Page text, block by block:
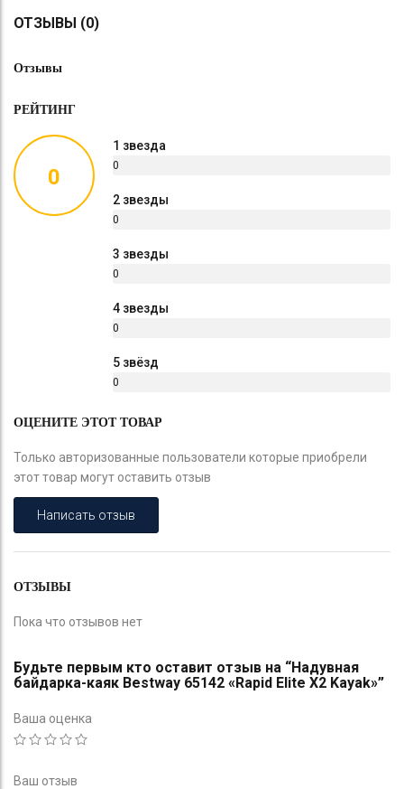
ОТЗЫВЫ (0)
Отзывы
РЕЙТИНГ
0
1 звезда
0
2 звезды
0
3 звезды
0
4 звезды
0
5 звёзд
0
ОЦЕНИТЕ ЭТОТ ТОВАР
Только авторизованные пользователи которые приобрели
этот товар могут оставить отзыв
Написать отзыв
ОТЗЫВЫ
Пока что отзывов нет
Будьте первым кто оставит отзыв на “Надувная
байдарка-каяк Bestway 65142 «Rapid Elite X2 Kayak»”
Ваша оценка
Ваш отзыв